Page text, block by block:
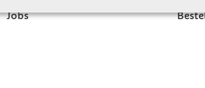
Jobs